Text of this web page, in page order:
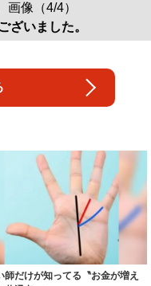
画像（4/4）
ざいました。
師だけが知ってる〝お金が増え